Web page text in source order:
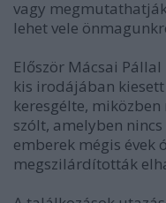
vagy
lehet vele
Először Mácsai
kis irodájában
keresgélte,
szólt, amelyben
emberek mégis évek
megszilárdították